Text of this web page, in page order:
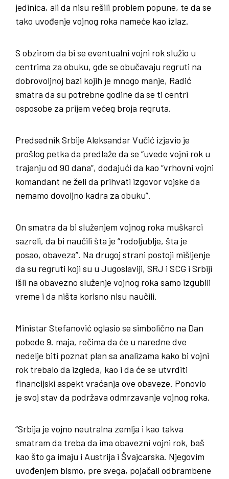
jedinica, ali da nisu rešili problem popune, te da se
tako uvođenje vojnog roka nameće kao izlaz.
S obzirom da bi se eventualni vojni rok služio u
centrima za obuku, gde se obučavaju regruti na
dobrovoljnoj bazi kojih je mnogo manje, Radić
smatra da su potrebne godine da se ti centri
osposobe za prijem većeg broja regruta.
Predsednik Srbije Aleksandar Vučić izjavio je
prošlog petka da predlaže da se “uvede vojni rok u
trajanju od 90 dana”, dodajući da kao “vrhovni vojni
komandant ne želi da prihvati izgovor vojske da
nemamo dovoljno kadra za obuku”.
On smatra da bi služenjem vojnog roka muškarci
sazreli, da bi naučili šta je “rodoljublje, šta je
posao, obaveza”. Na drugoj strani postoji mišljenje
da su regruti koji su u Jugoslaviji, SRJ i SCG i Srbiji
išli na obavezno služenje vojnog roka samo izgubili
vreme i da ništa korisno nisu naučili.
Ministar Stefanović oglasio se simbolično na Dan
pobede 9. maja, rečima da će u naredne dve
nedelje biti poznat plan sa analizama kako bi vojni
rok trebalo da izgleda, kao i da će se utvrditi
financijski aspekt vraćanja ove obaveze. Ponovio
je svoj stav da podržava odmrzavanje vojnog roka.
“Srbija je vojno neutralna zemlja i kao takva
smatram da treba da ima obavezni vojni rok, baš
kao što ga imaju i Austrija i Švajcarska. Njegovim
uvođenjem bismo, pre svega, pojačali odbrambene